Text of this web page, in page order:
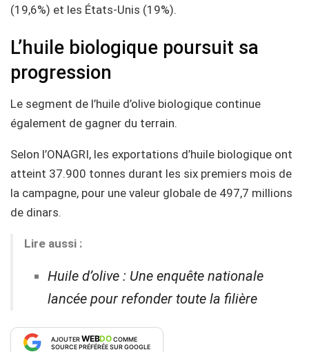
(19,6%) et les États-Unis (19%).
L’huile biologique poursuit sa
progression
Le segment de l’huile d’olive biologique continue
également de gagner du terrain.
Selon l’ONAGRI, les exportations d’huile biologique ont
atteint 37.900 tonnes durant les six premiers mois de
la campagne, pour une valeur globale de 497,7 millions
de dinars.
Lire aussi :
Huile d’olive : Une enquête nationale
lancée pour refonder toute la filière
AJOUTERWEBDOCOMME
SOURCE PRÉFÉRÉE SUR GOOGLE